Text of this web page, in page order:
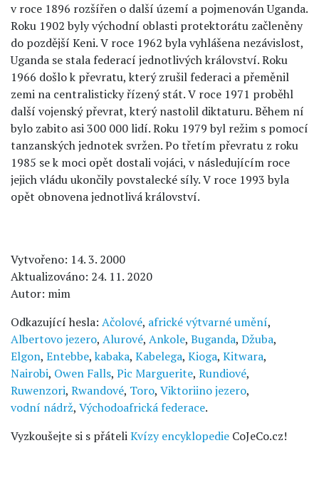
v roce 1896 rozšířen o další území a pojmenován Uganda.
Roku 1902 byly východní oblasti protektorátu začleněny
do pozdější Keni. V roce 1962 byla vyhlášena nezávislost,
Uganda se stala federací jednotlivých království. Roku
1966 došlo k převratu, který zrušil federaci a přeměnil
zemi na centralisticky řízený stát. V roce 1971 proběhl
další vojenský převrat, který nastolil diktaturu. Během ní
bylo zabito asi 300 000 lidí. Roku 1979 byl režim s pomocí
tanzanských jednotek svržen. Po třetím převratu z roku
1985 se k moci opět dostali vojáci, v následujícím roce
jejich vládu ukončily povstalecké síly. V roce 1993 byla
opět obnovena jednotlivá království.
Vytvořeno: 14. 3. 2000
Aktualizováno: 24. 11. 2020
Autor: mim
Odkazující hesla: Ačolové, africké výtvarné umění,
Albertovo jezero, Alurové, Ankole, Buganda, Džuba,
Elgon, Entebbe,kabaka, Kabelega, Kioga, Kitwara,
Nairobi, Owen Falls, Pic Marguerite, Rundiové,
Ruwenzori, Rwandové, Toro, Viktoriino jezero,
vodní nádrž, Východoafrická federace.
Vyzkoušejte si s přáteliKvízy encyklopedie CoJeCo.cz!